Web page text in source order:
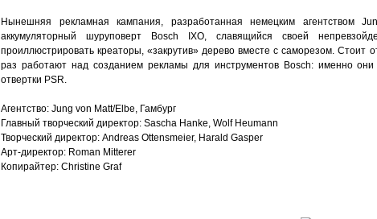
Нынешняя рекламная кампания, разработанная немецким агентством
аккумуляторный шуруповерт Bosch IXO, славящийся своей
проиллюстрировать креаторы, «закрутив» дерево вместе с саморезом. Стоит
раз работают над созданием рекламы для инструментов Bosch: именно
отвертки PSR.
Агентство: Jung von Matt/Elbe, Гамбург
Главный творческий директор: Sascha Hanke, Wolf Heumann
Творческий директор: Andreas Ottensmeier, Harald Gasper
Арт-директор: Roman Mitterer
Копирайтер: Christine Graf